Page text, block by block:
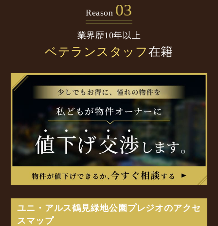
Reason 03
業界歴10年以上
ベテランスタッフ在籍
ユニ・アルス鶴見緑地公園プレジオのアクセ
スマップ